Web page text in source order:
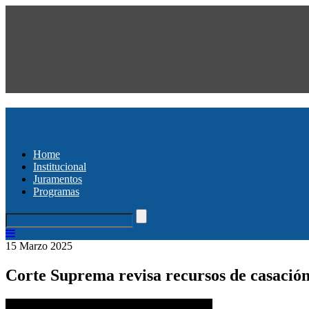
Home
Institucional
Juramentos
Programas
15 Marzo 2025
Corte Suprema revisa recursos de